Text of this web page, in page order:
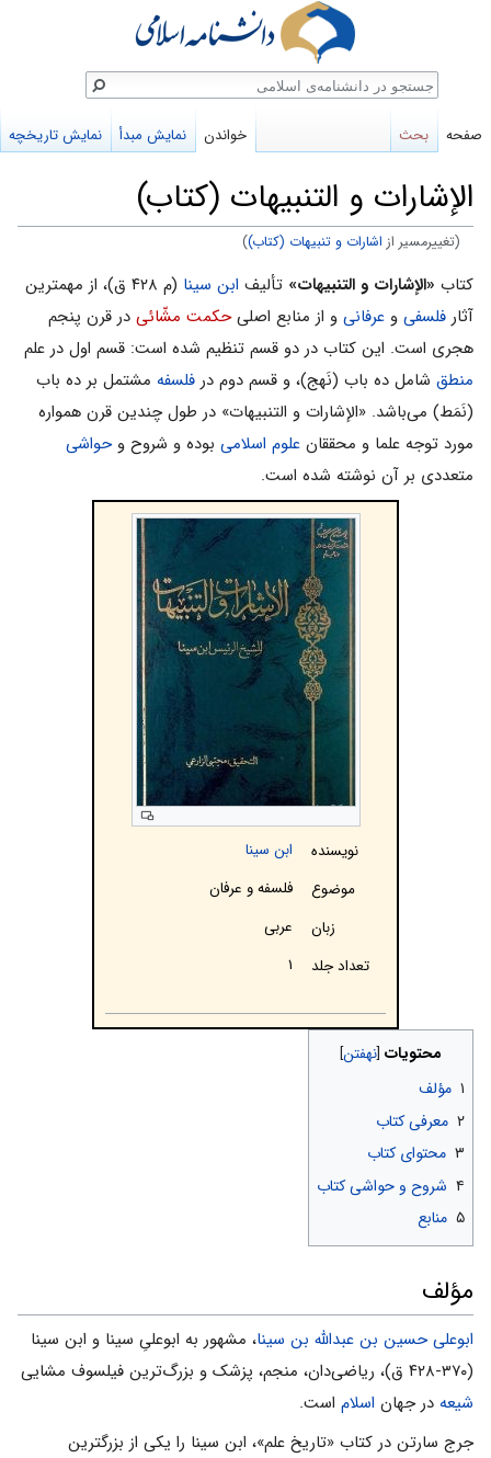
الإشارات و التنبیهات (کتاب)
(تغییرمسیر از اشارات و تنبیهات (کتاب))
پرش
به
ناوبری
پرش
به
جستجو
کتاب «الإشارات و التنبیهات» تألیف ابن سینا
(م ۴۲۸ ق)، از مهمترین
آثار فلسفی و عرفانی و از منابع اصلیحکمت مشّائی در قرن پنجم
هجری است. این کتاب در دو قسم تنظیم شده است: قسم اول در علم
منطق شامل ده باب (نَهج)، و قسم دوم در فلسفه مشتمل بر ده باب
(نَمَط) می‌باشد. «الإشارات و التنبیهات» در طول چندين قرن همواره
مورد توجه علما و محققان علوم اسلامى بوده و شروح وحواشی
متعددی بر آن نوشته شده است.
نویسنده
ابن سینا
موضوع
فلسفه و عرفان
زبان
عربی
تعداد جلد
۱
محتویات
۱ مؤلف
۲ معرفی کتاب
۳ محتوای کتاب
۴ شروح و حواشی کتاب
۵ منابع
مؤلف
ابوعلی حسین بن عبدالله بن سینا، مشهور به ابوعلیِ سینا و ابن سینا
(۳۷۰-۴۲۸ ق)، ریاضی‌دان، منجم، پزشک و بزرگ‌ترین فیلسوف مشایی
شیعه در جهان اسلام است.
جرج سارتن در کتاب «تاریخ علم»، ابن سینا را یکی از بزرگترین
صفحه بحث خواندن نمایش مبدأ نمایش تاریخچه
جستجو